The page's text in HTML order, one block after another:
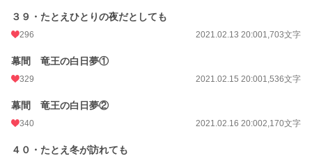
３９・たとえひとりの夜だとしても
296 2021.02.13 20:001,703文字
幕間 竜王の白日夢①
329 2021.02.15 20:001,536文字
幕間 竜王の白日夢②
340 2021.02.16 20:002,170文字
４０・たとえ冬が訪れても